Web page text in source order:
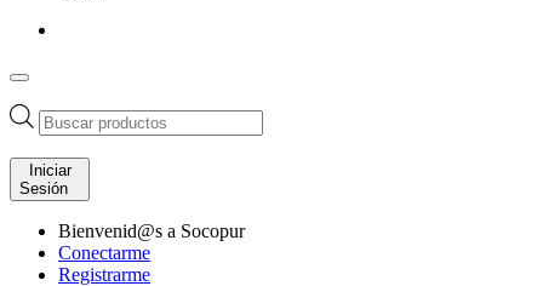
Búsqueda
de
productos
Iniciar
Sesión
Bienvenid@s a Socopur
Conectarme
Registrarme